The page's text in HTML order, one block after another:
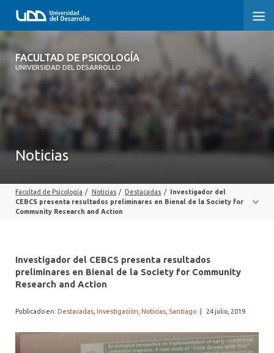
FACULTAD DE PSICOLOGÍA
UNIVERSIDAD DEL DESARROLLO
FACULTAD DE PSICOLOGÍA
POSTGRADOS Y EDUCACIÓN CONTINUA
ALUMNI PSICOLOGÍA UDD
Noticias
Facultad de Psicología / Noticias / Destacadas /
Investigador del
CEBCS presenta resultados preliminares en Bienal de la Society for
Community Research and Action
Investigador del CEBCS presenta resultados
preliminares en Bienal de la Society for Community
Research and Action
Publicado en: Destacadas Investigación Noticias Santiago 24 julio, 2019